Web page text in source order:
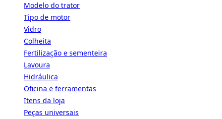
Modelo do trator
Tipo de motor
Vidro
Colheita
Fertilização e sementeira
Lavoura
Hidráulica
Oficina e ferramentas
Itens da loja
Peças universais